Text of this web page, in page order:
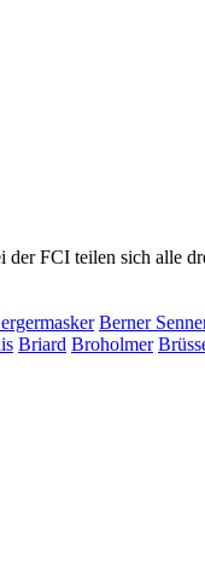
FCI teilen sich alle
Berner
Briard Broholmer